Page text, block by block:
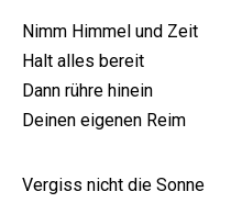
Nimm Himmel und Zeit
Halt alles bereit
Dann rühre hinein
Deinen eigenen Reim
Vergiss nicht die Sonne